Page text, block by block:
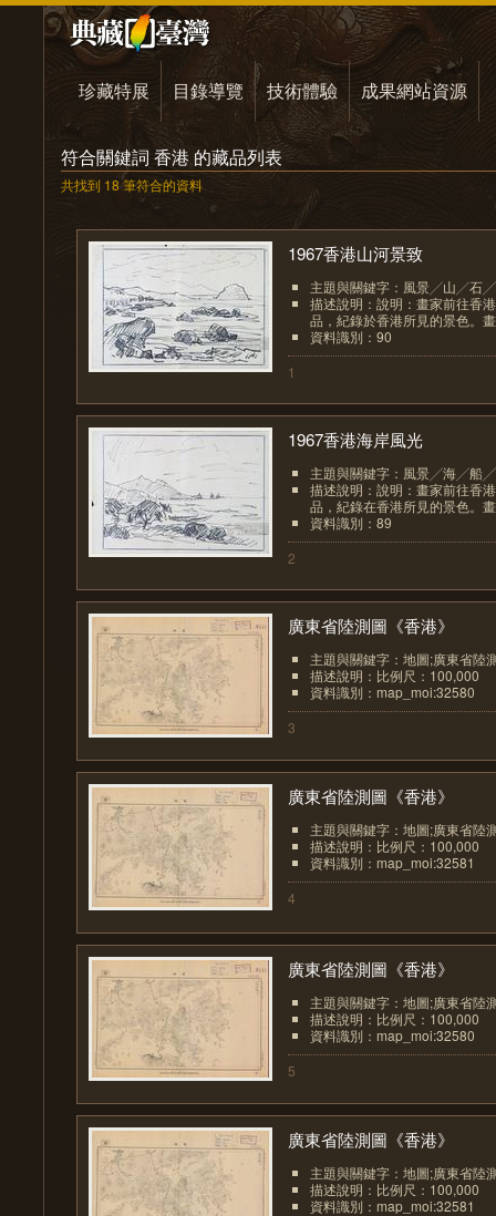
珍藏特展 目錄導覽 技術體驗 成果網站資源
符合關鍵詞 香港 的藏品列表
共找到 18 筆符合的資料
1967香港山河景致
主題與關鍵字：風景╱山╱石
描述說明：說明：畫家前往香
品，紀錄於香港所見的景色。
資料識別：90
1
1967香港海岸風光
主題與關鍵字：風景╱海╱船
描述說明：說明：畫家前往香
品，紀錄在香港所見的景色。
資料識別：89
2
廣東省陸測圖《香港》
主題與關鍵字：地圖;廣東省陸
描述說明：比例尺：100,000
資料識別：map_moi:32580
3
廣東省陸測圖《香港》
主題與關鍵字：地圖;廣東省陸
描述說明：比例尺：100,000
資料識別：map_moi:32581
4
廣東省陸測圖《香港》
主題與關鍵字：地圖;廣東省陸
描述說明：比例尺：100,000
資料識別：map_moi:32580
5
廣東省陸測圖《香港》
主題與關鍵字：地圖;廣東省陸
描述說明：比例尺：100,000
資料識別：map_moi:32581